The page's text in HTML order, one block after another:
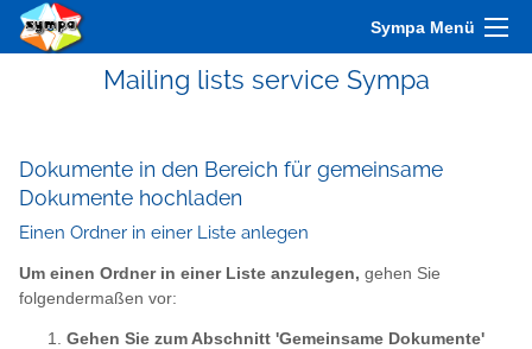
Sympa Menü
Mailing lists service Sympa
Dokumente in den Bereich für gemeinsame
Dokumente hochladen
Einen Ordner in einer Liste anlegen
Um einen Ordner in einer Liste anzulegen, gehen Sie
folgendermaßen vor:
Gehen Sie zum Abschnitt 'Gemeinsame Dokumente'